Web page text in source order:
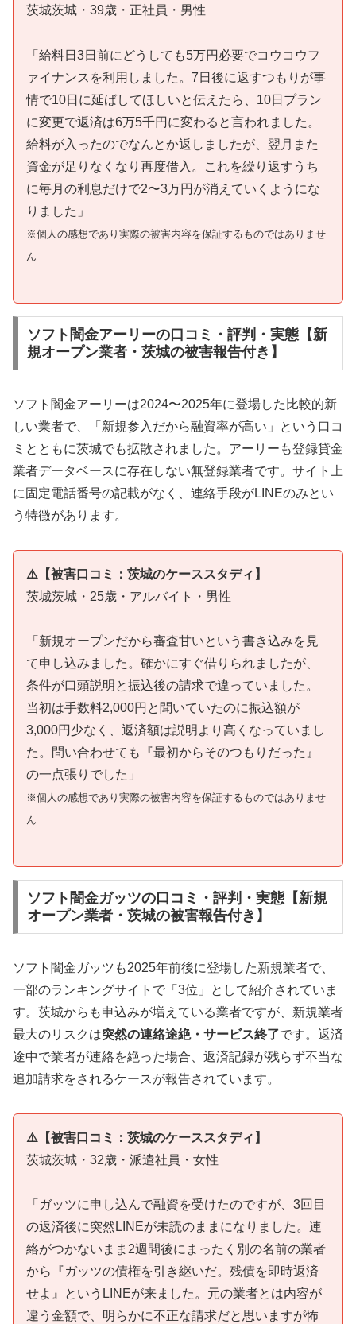
茨城茨城・39歳・正社員・男性
「給料日3日前にどうしても5万円必要でコウコウフ
ァイナンスを利用しました。7日後に返すつもりが事
情で10日に延ばしてほしいと伝えたら、10日プラン
に変更で返済は6万5千円に変わると言われました。
給料が入ったのでなんとか返しましたが、翌月また
資金が足りなくなり再度借入。これを繰り返すうち
に毎月の利息だけで2〜3万円が消えていくようにな
りました」
※個人の感想であり実際の被害内容を保証するものではありませ
ん
ソフト闇金アーリーの口コミ・評判・実態【新
規オープン業者・茨城の被害報告付き】
ソフト闇金アーリーは2024〜2025年に登場した比較的新
しい業者で、「新規参入だから融資率が高い」という口コ
ミとともに茨城でも拡散されました。アーリーも登録貸金
業者データベースに存在しない無登録業者です。サイト上
に固定電話番号の記載がなく、連絡手段がLINEのみとい
う特徴があります。
⚠️【被害口コミ：茨城のケーススタディ】
茨城茨城・25歳・アルバイト・男性
「新規オープンだから審査甘いという書き込みを見
て申し込みました。確かにすぐ借りられましたが、
条件が口頭説明と振込後の請求で違っていました。
当初は手数料2,000円と聞いていたのに振込額が
3,000円少なく、返済額は説明より高くなっていまし
た。問い合わせても『最初からそのつもりだった』
の一点張りでした」
※個人の感想であり実際の被害内容を保証するものではありませ
ん
ソフト闇金ガッツの口コミ・評判・実態【新規
オープン業者・茨城の被害報告付き】
ソフト闇金ガッツも2025年前後に登場した新規業者で、
一部のランキングサイトで「3位」として紹介されていま
す。茨城からも申込みが増えている業者ですが、新規業者
最大のリスクは突然の連絡途絶・サービス終了です。返済
途中で業者が連絡を絶った場合、返済記録が残らず不当な
追加請求をされるケースが報告されています。
⚠️【被害口コミ：茨城のケーススタディ】
茨城茨城・32歳・派遣社員・女性
「ガッツに申し込んで融資を受けたのですが、3回目
の返済後に突然LINEが未読のままになりました。連
絡がつかないまま2週間後にまったく別の名前の業者
から『ガッツの債権を引き継いだ。残債を即時返済
せよ』というLINEが来ました。元の業者とは内容が
違う金額で、明らかに不正な請求だと思いますが怖